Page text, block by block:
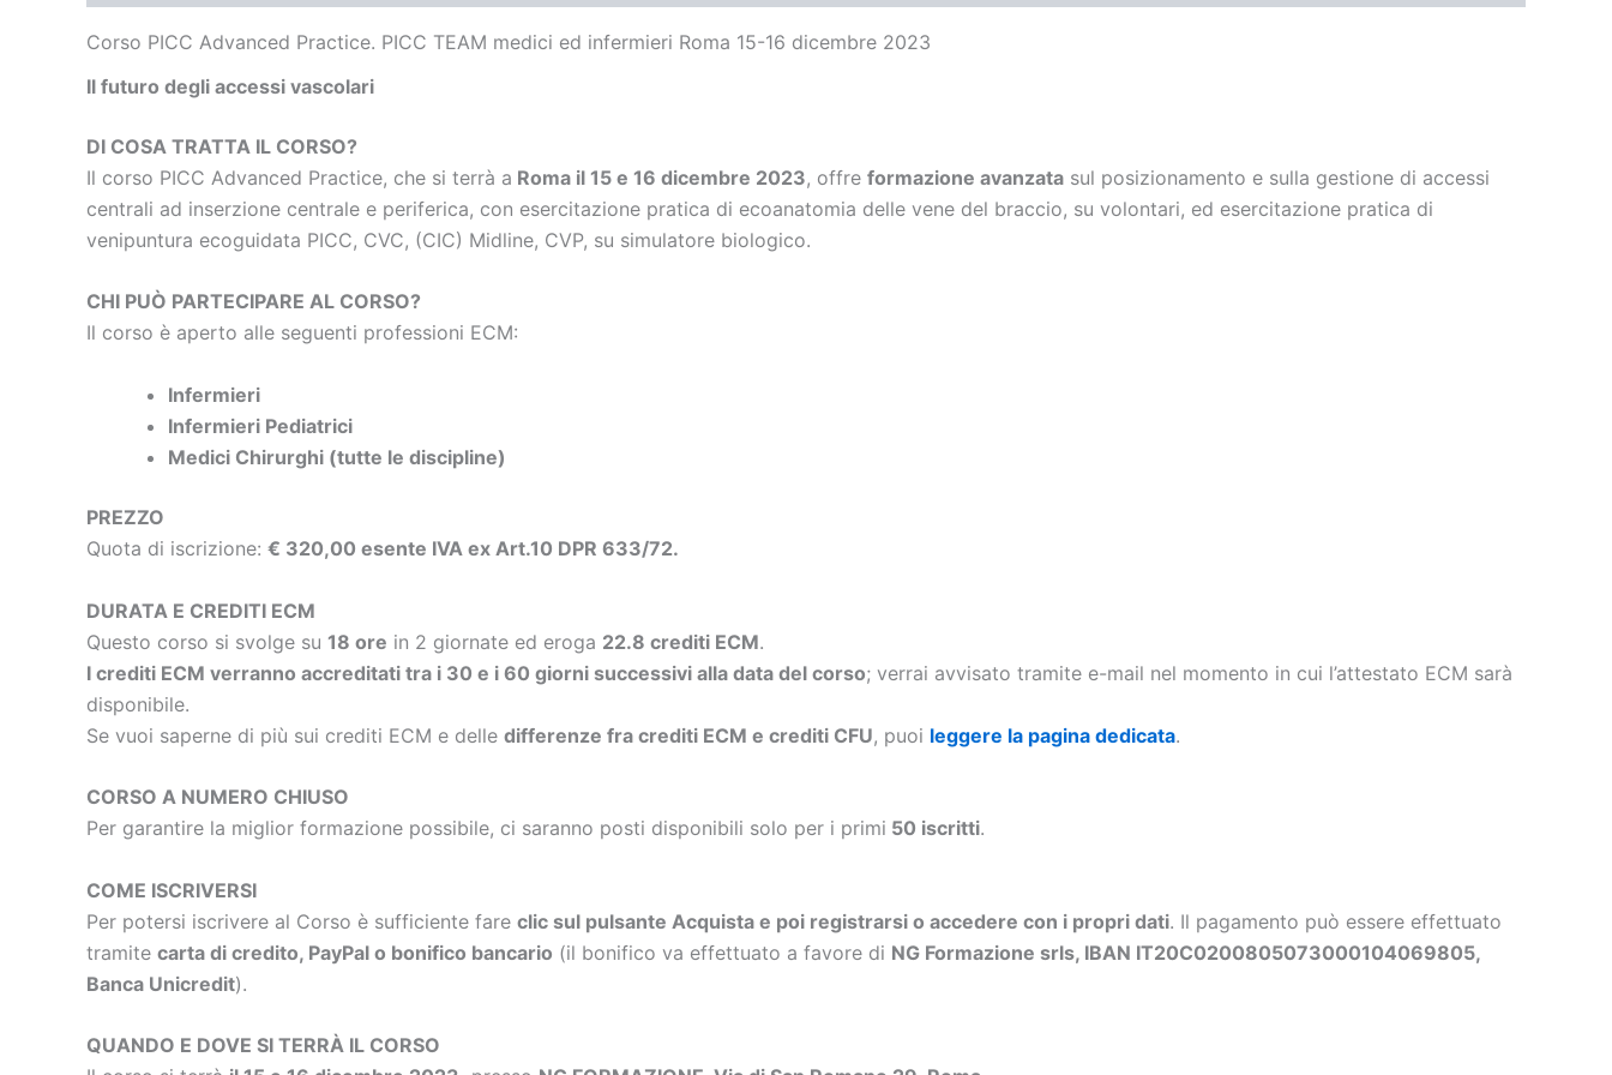
Corso PICC Advanced Practice. PICC TEAM medici ed infermieri Roma 15-16 dicembre 2023
Il futuro degli accessi vascolari
DI COSA TRATTA IL CORSO?
Il corso PICC Advanced Practice, che si terrà a Roma il 15 e 16 dicembre 2023, offre formazione avanzata sul posizionamento e sulla gestione di accessi
centrali ad inserzione centrale e periferica, con esercitazione pratica di ecoanatomia delle vene del braccio, su volontari, ed esercitazione pratica di
venipuntura ecoguidata PICC, CVC, (CIC) Midline, CVP, su simulatore biologico.
CHI PUÒ PARTECIPARE AL CORSO?
Il corso è aperto alle seguenti professioni ECM:
Infermieri
Infermieri Pediatrici
Medici Chirurghi (tutte le discipline)
PREZZO
Quota di iscrizione: € 320,00 esente IVA ex Art.10 DPR 633/72.
DURATA E CREDITI ECM
Questo corso si svolge su 18 ore in 2 giornate ed eroga 22.8 crediti ECM.
I crediti ECM verranno accreditati tra i 30 e i 60 giorni successivi alla data del corso; verrai avvisato tramite e-mail nel momento in cui l’attestato ECM sarà
disponibile.
Se vuoi saperne di più sui crediti ECM e delle differenze fra crediti ECM e crediti CFU, puoi leggere la pagina dedicata.
CORSO A NUMERO CHIUSO
Per garantire la miglior formazione possibile, ci saranno posti disponibili solo per i primi 50 iscritti.
COME ISCRIVERSI
Per potersi iscrivere al Corso è sufficiente fare clic sul pulsante Acquista e poi registrarsi o accedere con i propri dati. Il pagamento può essere effettuato
tramite carta di credito, PayPal o bonifico bancario (il bonifico va effettuato a favore di NG Formazione srls, IBAN IT20C0200805073000104069805,
Banca Unicredit).
QUANDO E DOVE SI TERRÀ IL CORSO